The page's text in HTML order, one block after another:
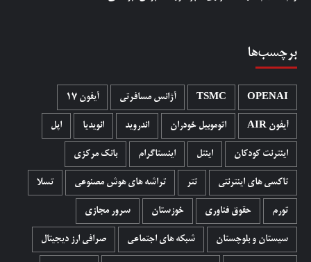
برچسب‌ها
OPENAI
TSMC آژانس مسافرتی آیفون 17
آیفون AIR اتوموبیل خودران اندروید انویدیا اپل
اینترنت کودکان اینتل اینستاگرام بانک مرکزی
تاکسی های اینترنتی تتر تراشه های هوش مصنوعی تسلا
تورم حقوق فناوری خوزستان سرور مجازی
سیستان و بلوچستان شبکه های اجتماعی صرافی ارز دیجیتال